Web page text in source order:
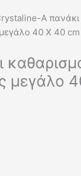
A πανάκι
40 X 40 cm
μεγάλο